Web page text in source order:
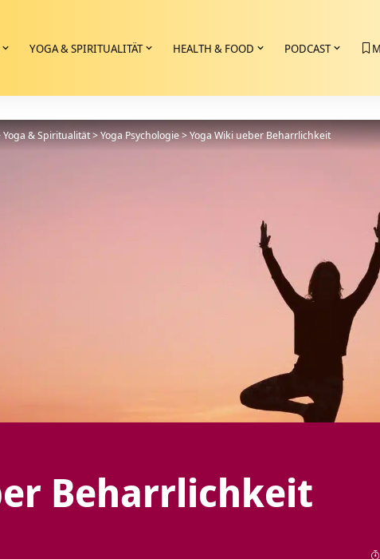
YOGA & SPIRITUALITÄT HEALTH & FOOD PODCAST
Yoga & Spiritualität>Yoga Psychologie>Yoga Wiki ueber Beharrlichkeit
Beharrlichkeit